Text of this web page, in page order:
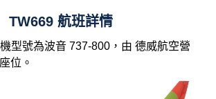
TW669 航班詳情
型號為波音 737-800，由 德威航空營
位。